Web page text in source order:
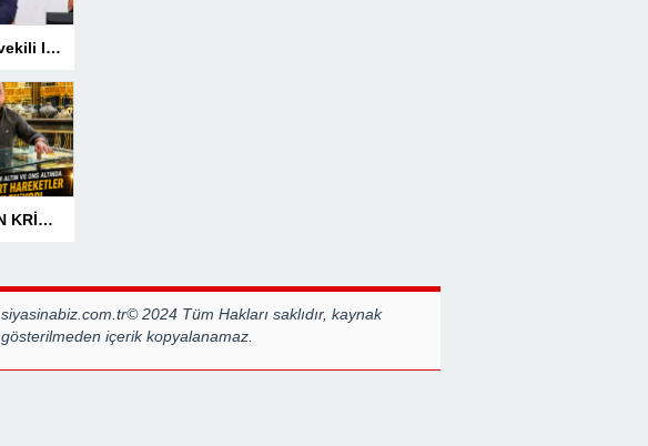
MHP Elazığ Milletvekili IŞ IKVER: 15 TEMMUZ HAİN FETÖ KALKIŞMASI TÜRKİYE’Yİ İŞGAL GİRİŞİMİDİR
HASAN ACAR’DAN KRİTİK UYARI! ALTINDA GERİ SAYIM BAŞLADI! 14 TEMMUZ’DAKİ VERİ PİYASALARIN YÖNÜNÜ BELİRLEYECEK
siyasinabiz.com.tr© 2024 Tüm Hakları saklıdır, kaynak
gösterilmeden içerik kopyalanamaz.